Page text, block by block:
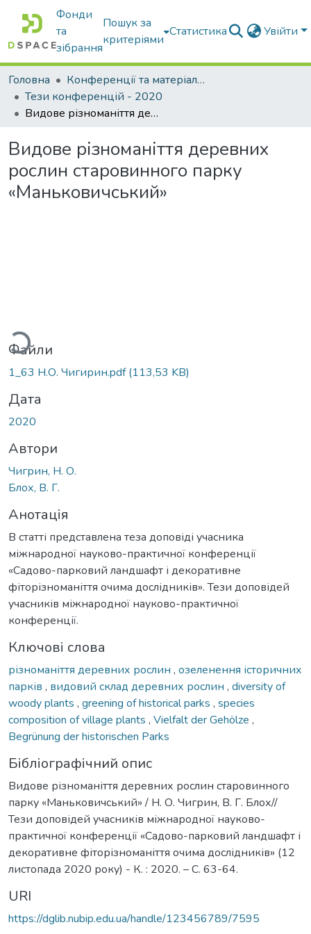
Фонди
та
зібрання
Пошук за
критеріями
Статистика Увійти
Головна
Конференції та матеріали конференцій
Тези конференцій - 2020
Видове різноманіття деревних рослин старовинного парку «Маньковичський»
Видове різноманіття деревних
рослин старовинного парку
«Маньковичський»
Файли
1_63 Н.О. Чигирин.pdf(113,53 KB)
Дата
2020
Автори
Чигрин, Н. О.
Блох, В. Г.
Анотація
В статті представлена теза доповіді учасника
міжнародної науково-практичної конференції
«Садово-парковий ландшафт і декоративне
фіторізноманіття очима дослідників». Тези доповідей
учасників міжнародної науково-практичної
конференції.
Ключові слова
різноманіття деревних рослин , озеленення історичних
парків , видовий склад деревних рослин , diversity of
woody plants , greening of historical parks , species
composition of village plants , Vielfalt der Gehölze ,
Begrünung der historischen Parks
Бібліографічний опис
Видове різноманіття деревних рослин старовинного
парку «Маньковичський» / Н. О. Чигрин, В. Г. Блох//
Тези доповідей учасників міжнародної науково-
практичної конференції «Садово-парковий ландшафт і
декоративне фіторізноманіття очима дослідників» (12
листопада 2020 року) - К. : 2020. – С. 63-64.
URI
https://dglib.nubip.edu.ua/handle/123456789/7595